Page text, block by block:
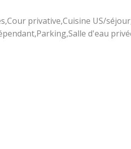
privative,Cuisine US/
d'eau